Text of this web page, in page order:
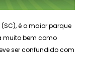
(SC), é o maior parque
muito bem como
ser confundido com